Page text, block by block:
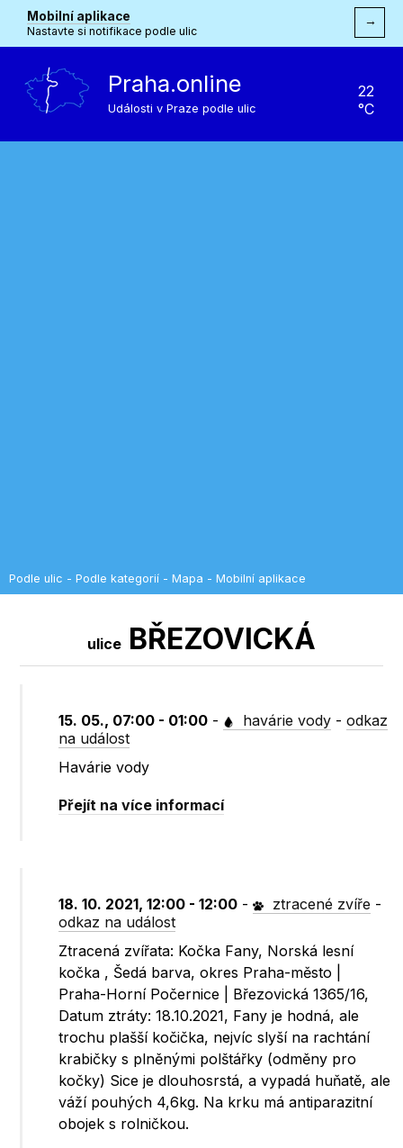
Mobilní aplikace
Nastavte si notifikace podle ulic
→
Praha.online
Události v Praze podle ulic
22
°C
Podle ulic - Podle kategorií - Mapa - Mobilní aplikace
ulice BŘEZOVICKÁ
15. 05., 07:00 - 01:00 - havárie vody -odkaz
na událost
Havárie vody
Přejít na více informací
18. 10. 2021, 12:00 - 12:00 - ztracené zvíře -
odkaz na událost
Ztracená zvířata: Kočka Fany, Norská lesní
kočka , Šedá barva, okres Praha-město |
Praha-Horní Počernice | Březovická 1365/16,
Datum ztráty: 18.10.2021, Fany je hodná, ale
trochu plašší kočička, nejvíc slyší na rachtání
krabičky s plněnými polštářky (odměny pro
kočky) Sice je dlouhosrstá, a vypadá huňatě, ale
váží pouhých 4,6kg. Na krku má antiparazitní
obojek s rolničkou.